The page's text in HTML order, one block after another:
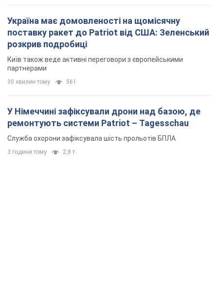
Україна має домовленості на щомісячну
поставку ракет до Patriot від США: Зеленський
розкрив подробиці
Київ також веде активні переговори з європейськими
партнерами
30 хвилин тому 561
У Німеччині зафіксували дрони над базою, де
ремонтують системи Patriot – Tagesschau
Служба охорони зафіксувала шість прольотів БПЛА
3 години тому 2,8 т.